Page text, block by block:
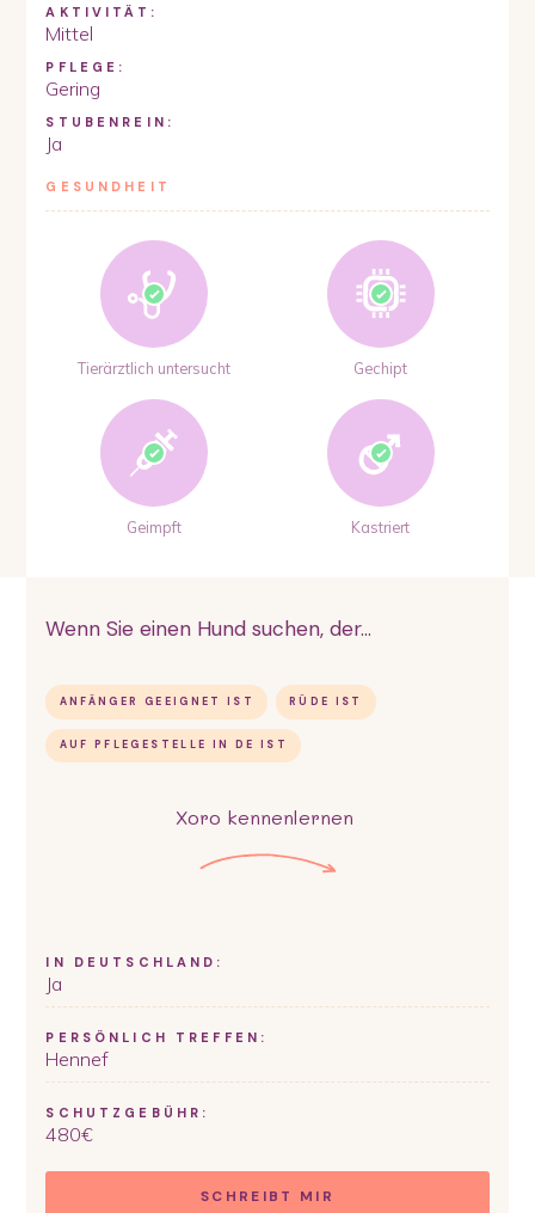
AKTIVITÄT:
Mittel
PFLEGE:
Gering
STUBENREIN:
Ja
GESUNDHEIT
Tierärztlich untersucht Gechipt
Geimpft Kastriert
Wenn Sie einen Hund suchen, der...
ANFÄNGER GEEIGNET IST RÜDE IST
AUF PFLEGESTELLE IN DE IST
Xoro kennenlernen
IN DEUTSCHLAND:
Ja
PERSÖNLICH TREFFEN:
Hennef
SCHUTZGEBÜHR:
480€
SCHREIBT MIR